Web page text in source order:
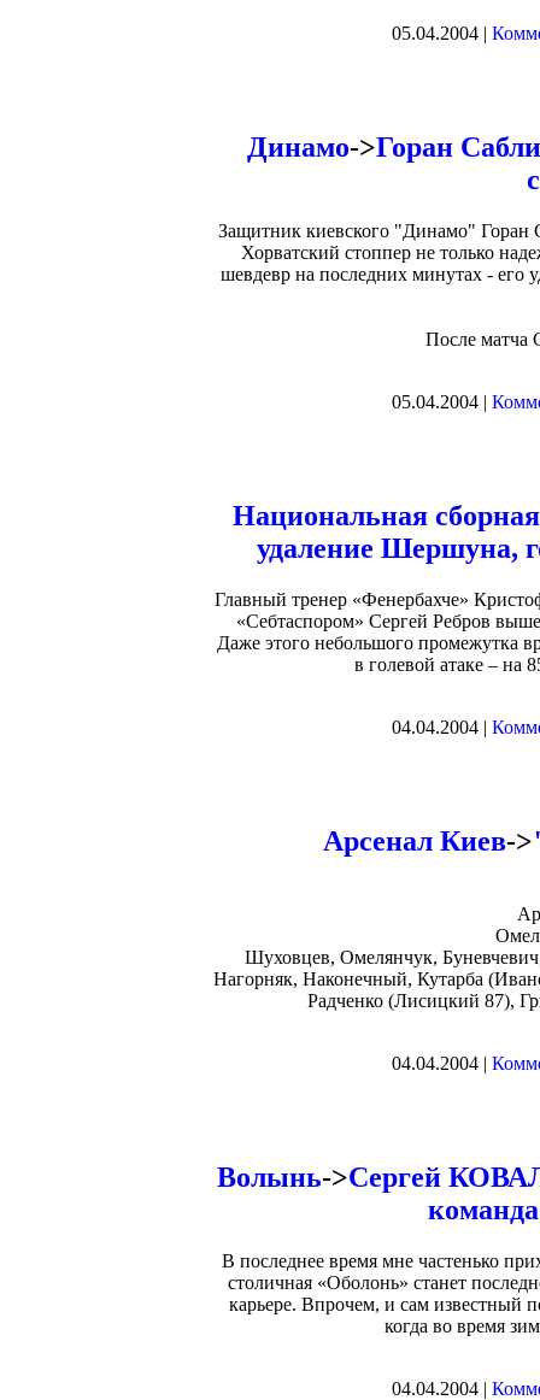
05.04.2004 |
Динамо->Горан
Защитник киевского "Динамо" Горан
Хорватский стоппер не только
шевдевр на последних минутах - его
После матча
05.04.2004 |
Национальная
удаление Шершуна,
Главный тренер «Фенербахче»
«Себтаспором» Сергей Ребров
Даже этого небольшого промежутка
в голевой атаке – на
04.04.2004 |
Арсенал Киев->
Шуховцев, Омелянчук,
Нагорняк, Наконечный, Кутарба
Радченко (Лисицкий 87),
04.04.2004 |
Волынь->Cергей
В последнее время мне частенько
столичная «Оболонь» станет
карьере. Впрочем, и сам известный
когда во время
04.04.2004 |